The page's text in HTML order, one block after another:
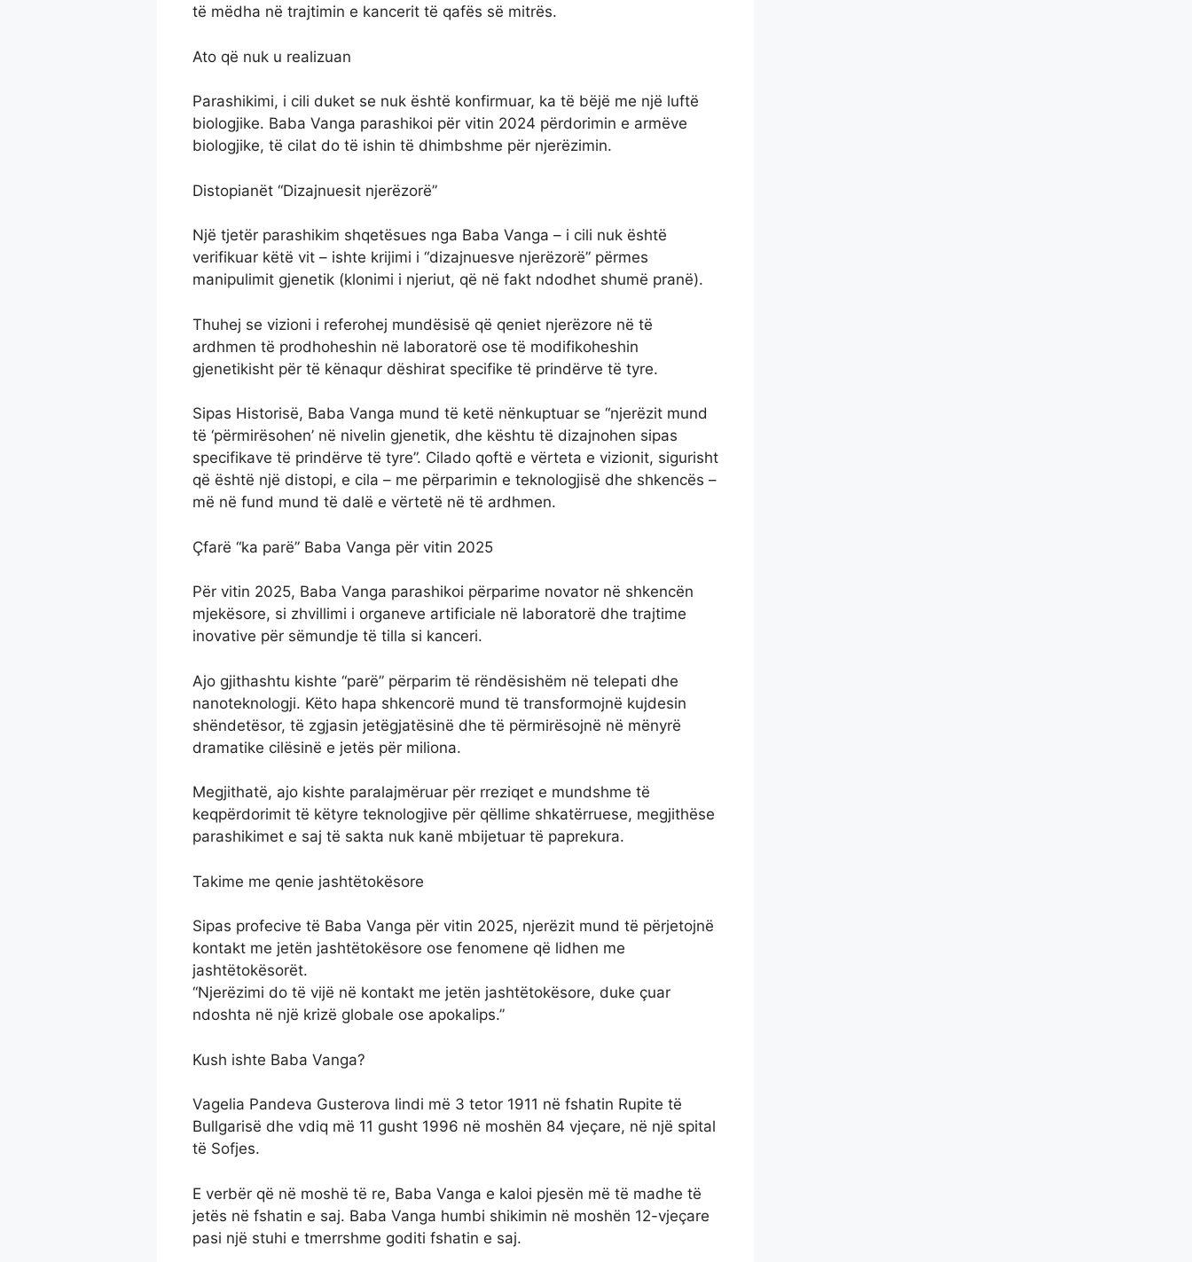
të mëdha në trajtimin e kancerit të qafës së mitrës.
Ato që nuk u realizuan
Parashikimi, i cili duket se nuk është konfirmuar, ka të bëjë me një luftë
biologjike. Baba Vanga parashikoi për vitin 2024 përdorimin e armëve
biologjike, të cilat do të ishin të dhimbshme për njerëzimin.
Distopianët “Dizajnuesit njerëzorë”
Një tjetër parashikim shqetësues nga Baba Vanga – i cili nuk është
verifikuar këtë vit – ishte krijimi i “dizajnuesve njerëzorë” përmes
manipulimit gjenetik (klonimi i njeriut, që në fakt ndodhet shumë pranë).
Thuhej se vizioni i referohej mundësisë që qeniet njerëzore në të
ardhmen të prodhoheshin në laboratorë ose të modifikoheshin
gjenetikisht për të kënaqur dëshirat specifike të prindërve të tyre.
Sipas Historisë, Baba Vanga mund të ketë nënkuptuar se “njerëzit mund
të ‘përmirësohen’ në nivelin gjenetik, dhe kështu të dizajnohen sipas
specifikave të prindërve të tyre”. Cilado qoftë e vërteta e vizionit, sigurisht
që është një distopi, e cila – me përparimin e teknologjisë dhe shkencës –
më në fund mund të dalë e vërtetë në të ardhmen.
Çfarë “ka parë” Baba Vanga për vitin 2025
Për vitin 2025, Baba Vanga parashikoi përparime novator në shkencën
mjekësore, si zhvillimi i organeve artificiale në laboratorë dhe trajtime
inovative për sëmundje të tilla si kanceri.
Ajo gjithashtu kishte “parë” përparim të rëndësishëm në telepati dhe
nanoteknologji. Këto hapa shkencorë mund të transformojnë kujdesin
shëndetësor, të zgjasin jetëgjatësinë dhe të përmirësojnë në mënyrë
dramatike cilësinë e jetës për miliona.
Megjithatë, ajo kishte paralajmëruar për rreziqet e mundshme të
keqpërdorimit të këtyre teknologjive për qëllime shkatërruese, megjithëse
parashikimet e saj të sakta nuk kanë mbijetuar të paprekura.
Takime me qenie jashtëtokësore
Sipas profecive të Baba Vanga për vitin 2025, njerëzit mund të përjetojnë
kontakt me jetën jashtëtokësore ose fenomene që lidhen me
jashtëtokësorët.
“Njerëzimi do të vijë në kontakt me jetën jashtëtokësore, duke çuar
ndoshta në një krizë globale ose apokalips.”
Kush ishte Baba Vanga?
Vagelia Pandeva Gusterova lindi më 3 tetor 1911 në fshatin Rupite të
Bullgarisë dhe vdiq më 11 gusht 1996 në moshën 84 vjeçare, në një spital
të Sofjes.
E verbër që në moshë të re, Baba Vanga e kaloi pjesën më të madhe të
jetës në fshatin e saj. Baba Vanga humbi shikimin në moshën 12-vjeçare
pasi një stuhi e tmerrshme goditi fshatin e saj.